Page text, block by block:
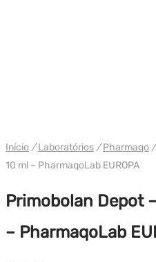
Início / Laboratórios / Pharmaqo /
10 ml – PharmaqoLab EUROPA
Primobolan Depot
– PharmaqoLab